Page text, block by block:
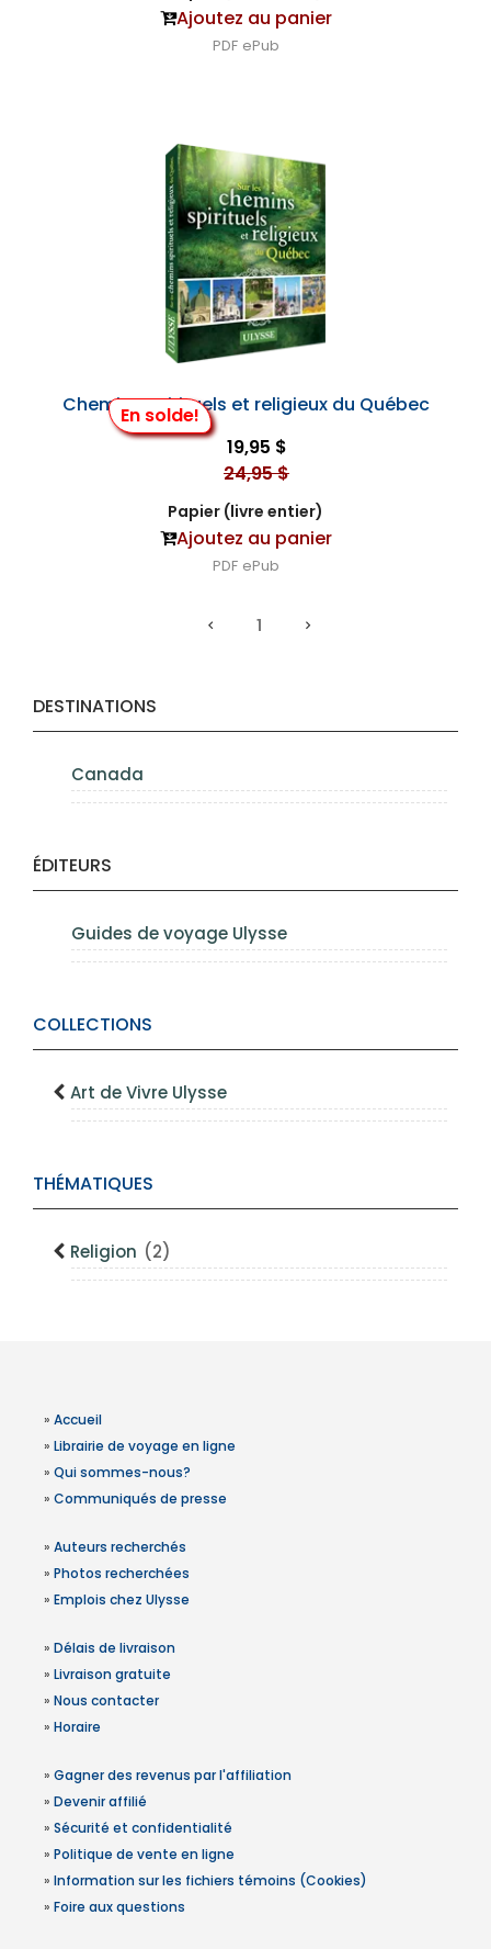
DESTINATIONS
Canada
ÉDITEURS
Guides de voyage Ulysse
COLLECTIONS
Art de Vivre Ulysse
THÉMATIQUES
Religion (2)
Ajoutez au panier
PDF ePub
En solde!
Chemins spirituels et religieux du Québec
19,95 $
24,95 $
Papier (livre entier)
Ajoutez au panier
PDF ePub
1
» Accueil
» Librairie de voyage en ligne
» Qui sommes-nous?
» Communiqués de presse
» Auteurs recherchés
» Photos recherchées
» Emplois chez Ulysse
» Délais de livraison
» Livraison gratuite
» Nous contacter
» Horaire
» Gagner des revenus par l'affiliation
» Devenir affilié
» Sécurité et confidentialité
» Politique de vente en ligne
» Information sur les fichiers témoins (Cookies)
» Foire aux questions